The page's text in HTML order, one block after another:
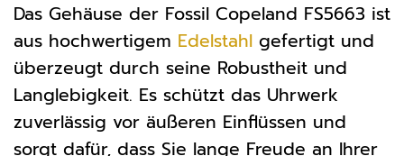
Das Gehäuse der Fossil Copeland FS5663 ist
aus hochwertigem Edelstahl gefertigt und
überzeugt durch seine Robustheit und
Langlebigkeit. Es schützt das Uhrwerk
zuverlässig vor äußeren Einflüssen und
sorgt dafür, dass Sie lange Freude an Ihrer